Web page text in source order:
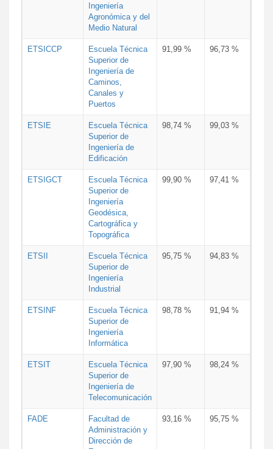
Ingeniería
Agronómica y del
Medio Natural
ETSICCP
Escuela Técnica
Superior de
Ingeniería de
Caminos,
Canales y
Puertos
91,99 % 96,73 %
ETSIE
Escuela Técnica
Superior de
Ingeniería de
Edificación
98,74 % 99,03 %
ETSIGCT
Escuela Técnica
Superior de
Ingeniería
Geodésica,
Cartográfica y
Topográfica
99,90 % 97,41 %
ETSII
Escuela Técnica
Superior de
Ingeniería
Industrial
95,75 % 94,83 %
ETSINF
Escuela Técnica
Superior de
Ingeniería
Informática
98,78 % 91,94 %
ETSIT
Escuela Técnica
Superior de
Ingeniería de
Telecomunicación
97,90 % 98,24 %
FADE
Facultad de
Administración y
Dirección de
93,16 % 95,75 %